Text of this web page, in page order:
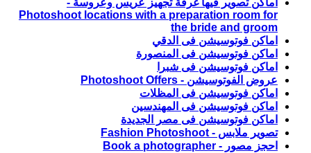
Photoshoot locations with a preparation room for
the bride and groom
اماكن فوتوسيشن فى الدقي
اماكن فوتوسيشن فى المنصورة
اماكن فوتوسيشن فى شبرا
عروض الفوتوسيشن - Photoshoot Offers
اماكن فوتوسيشن فى المظلات
اماكن فوتوسيشن فى المهندسين
اماكن فوتوسيشن فى مصر الجديدة
تصوير ملابس - Fashion Photoshoot
احجز مصور - Book a photographer